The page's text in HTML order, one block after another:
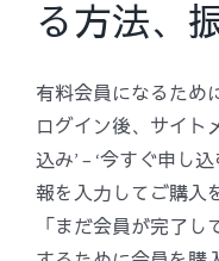
れ
い
で
す
か?
る方法、
有料会員になるため
ログイン後、サイト
込み’ – ‘今すぐ申し
報を入力してご購入
「まだ会員が完了